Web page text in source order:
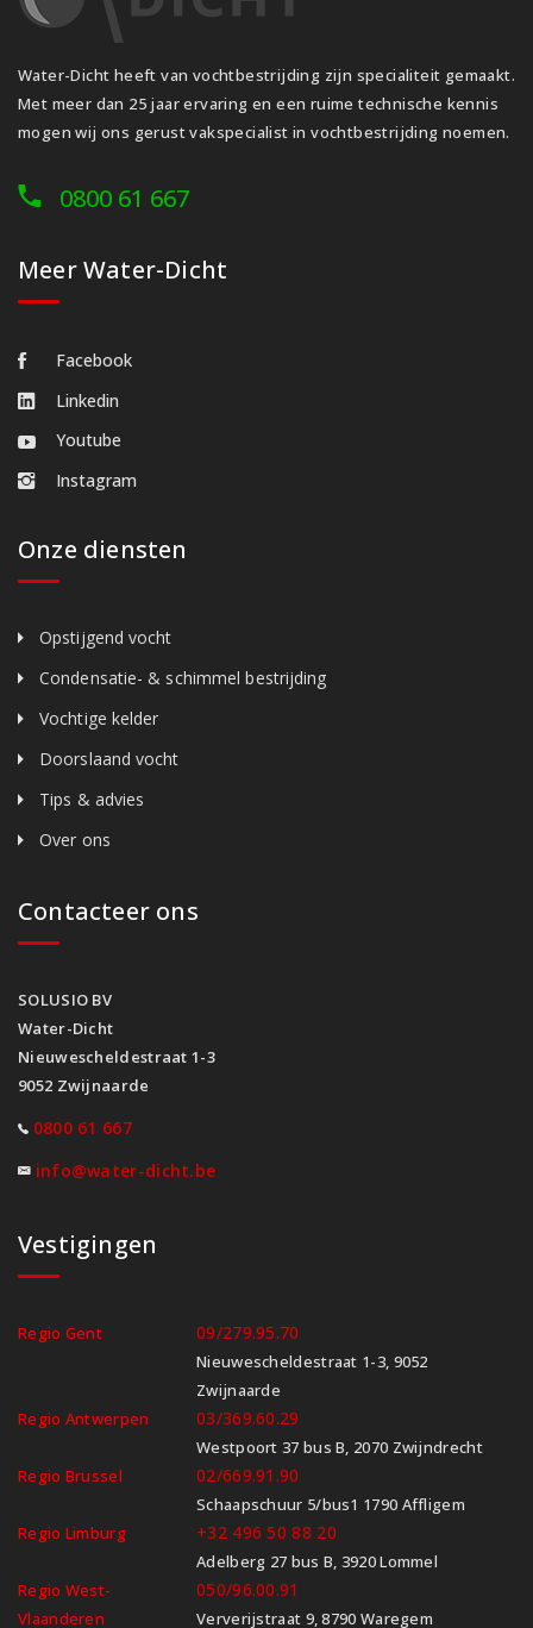
Water-Dicht heeft van vochtbestrijding zijn specialiteit gemaakt.
Met meer dan 25 jaar ervaring en een ruime technische kennis
mogen wij ons gerust vakspecialist in vochtbestrijding noemen.
0800 61 667
Meer Water-Dicht
Facebook
Linkedin
Youtube
Instagram
Onze diensten
Opstijgend vocht
Condensatie- & schimmel bestrijding
Vochtige kelder
Doorslaand vocht
Tips & advies
Over ons
Contacteer ons
SOLUSIO BV
Water-Dicht
Nieuwescheldestraat 1-3
9052 Zwijnaarde
0800 61 667
info@water-dicht.be
Vestigingen
Regio Gent 09/279.95.70
Nieuwescheldestraat 1-3, 9052
Zwijnaarde
Regio Antwerpen
03/369.60.29
Westpoort 37 bus B, 2070 Zwijndrecht
Regio Brussel
02/669.91.90
Schaapschuur 5/bus1 1790 Affligem
Regio Limburg
+32 496 50 88 20
Adelberg 27 bus B, 3920 Lommel
Regio West-
Vlaanderen
050/96.00.91
Ververijstraat 9, 8790 Waregem